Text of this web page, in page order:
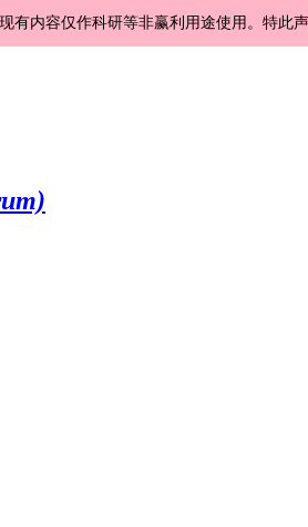
有内容仅作科研等非赢利用途使用。特此声